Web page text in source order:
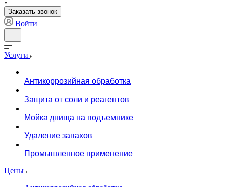
Заказать звонок
Войти
Услуги
Антикоррозийная обработка
Защита от соли и реагентов
Мойка днища на подъемнике
Удаление запахов
Промышленное применение
Цены